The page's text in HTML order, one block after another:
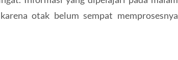
otak belum sempat memprosesnya